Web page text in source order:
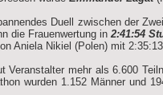
Duell zwischen der
die Frauenwertung in2:41:54
Aniela Nikiel (Polen) mit
mehr als 6.600
wurden 1.152 Männer und